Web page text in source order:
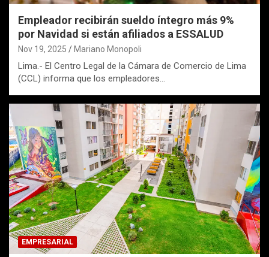
Empleador recibirán sueldo íntegro más 9%
por Navidad si están afiliados a ESSALUD
Nov 19, 2025 Mariano Monopoli
Lima.- El Centro Legal de la Cámara de Comercio de Lima
(CCL) informa que los empleadores…
EMPRESARIAL